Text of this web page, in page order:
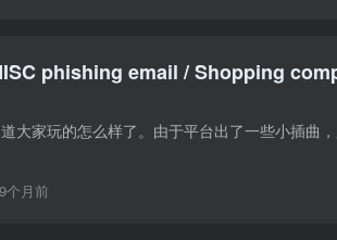
phishing email / Shopping
9个月前